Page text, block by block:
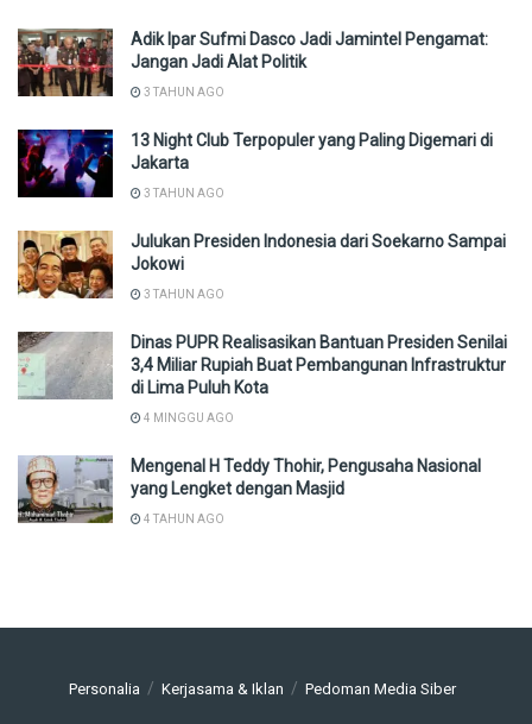
Adik Ipar Sufmi Dasco Jadi Jamintel Pengamat:
Jangan Jadi Alat Politik
3 TAHUN AGO
13 Night Club Terpopuler yang Paling Digemari di
Jakarta
3 TAHUN AGO
Julukan Presiden Indonesia dari Soekarno Sampai
Jokowi
3 TAHUN AGO
Dinas PUPR Realisasikan Bantuan Presiden Senilai
3,4 Miliar Rupiah Buat Pembangunan Infrastruktur
di Lima Puluh Kota
4 MINGGU AGO
Mengenal H Teddy Thohir, Pengusaha Nasional
yang Lengket dengan Masjid
4 TAHUN AGO
Personalia Kerjasama & Iklan Pedoman Media Siber